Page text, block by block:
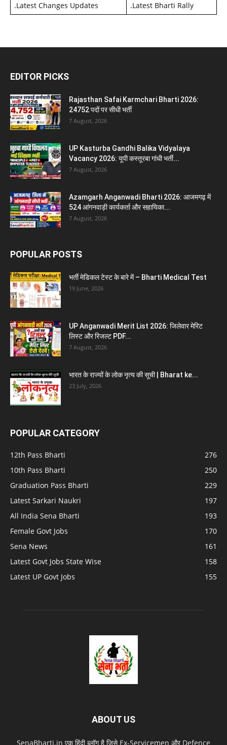
.Latest Changes Updates .Latest Bharti Rally
EDITOR PICKS
Rajasthan Safai Karmchari Bharti 2026:
24752 पदों पर सीधी भर्ती
7 August, 2026
UP Kasturba Gandhi Balika Vidyalaya
Vacancy 2026: यूपी कस्तूरबा गांधी भर्ती...
7 August, 2026
Azamgarh Anganwadi Bharti 2026: आजमगढ़ में
524 आंगनवाड़ी कार्यकर्ता और सहायिका...
7 August, 2026
POPULAR POSTS
भर्ती मेडिकल टेस्ट के बारे में – Bharti Medical Test
19 June, 2026
UP Anganwadi Merit List 2026: जिलेवार मेरिट
लिस्ट और रिजल्ट PDF...
7 August, 2026
भारत के राज्यों के लोक नृत्य की सूची | Bharat ke...
23 July, 2026
POPULAR CATEGORY
12th Pass Bharti
276
10th Pass Bharti
250
Graduation Pass Bharti
229
Latest Sarkari Naukri
197
All India Sena Bharti
193
Female Govt Jobs
170
Sena News
161
Latest Govt Jobs State Wise
158
Latest UP Govt Jobs
155
ABOUT US
SenaBharti.in एक हिंदी ब्लॉग है जिसे Ex‑Servicemen और Defence